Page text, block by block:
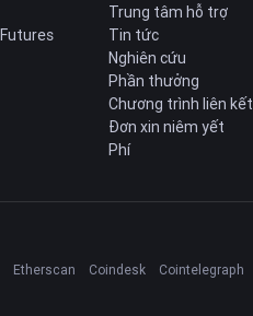
Trung tâm hỗ trợ
Tin tức
Nghiên cứu
Phần thưởng
Chương trình liên kết
Đơn xin niêm yết
Phí
Etherscan Coindesk Cointelegraph